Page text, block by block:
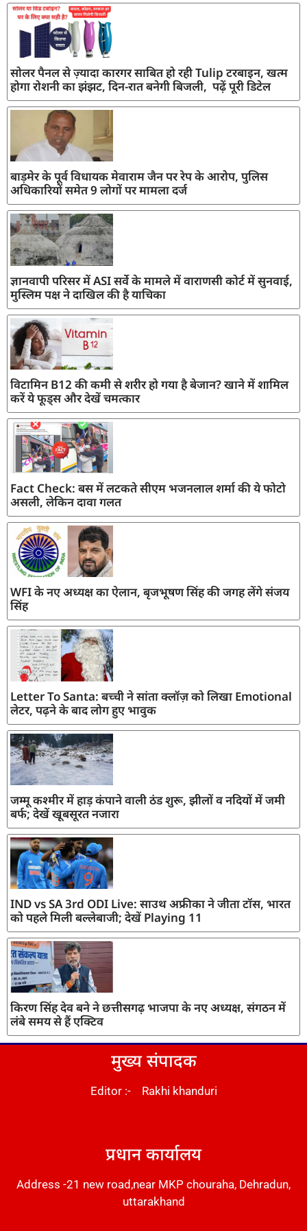
सोलर पैनल से ज़्यादा कारगर साबित हो रही Tulip टरबाइन, खत्म
होगा रोशनी का झंझट, दिन-रात बनेगी बिजली, पढ़ें पूरी डिटेल
बाड़मेर के पूर्व विधायक मेवाराम जैन पर रेप के आरोप, पुलिस
अधिकारियों समेत 9 लोगों पर मामला दर्ज
ज्ञानवापी परिसर में ASI सर्वे के मामले में वाराणसी कोर्ट में सुनवाई,
मुस्लिम पक्ष ने दाखिल की है याचिका
विटामिन B12 की कमी से शरीर हो गया है बेजान? खाने में शामिल
करें ये फूड्स और देखें चमत्कार
Fact Check: बस में लटकते सीएम भजनलाल शर्मा की ये फोटो
असली, लेकिन दावा गलत
WFI के नए अध्यक्ष का ऐलान, बृजभूषण सिंह की जगह लेंगे संजय
सिंह
Letter To Santa: बच्ची ने सांता क्लॉज़ को लिखा Emotional
लेटर, पढ़ने के बाद लोग हुए भावुक
जम्मू कश्मीर में हाड़ कंपाने वाली ठंड शुरू, झीलों व नदियों में जमी
बर्फ; देखें खूबसूरत नजारा
IND vs SA 3rd ODI Live: साउथ अफ्रीका ने जीता टॉस, भारत
को पहले मिली बल्लेबाजी; देखें Playing 11
किरण सिंह देव बने ने छत्तीसगढ़ भाजपा के नए अध्यक्ष, संगठन में
लंबे समय से हैं एक्टिव
मुख्य संपादक
Editor :- Rakhi khanduri
प्रधान कार्यालय
Address -21 new road,near MKP chouraha, Dehradun,
uttarakhand